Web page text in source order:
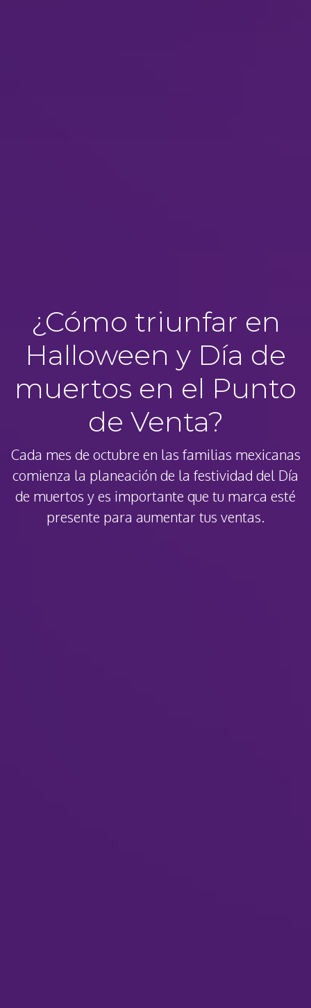
¿Cómo triunfar en
Halloween y Día de
muertos en el Punto
de Venta?
Cada mes de octubre en las familias mexicanas
comienza la planeación de la festividad del Día
de muertos y es importante que tu marca esté
presente para aumentar tus ventas.